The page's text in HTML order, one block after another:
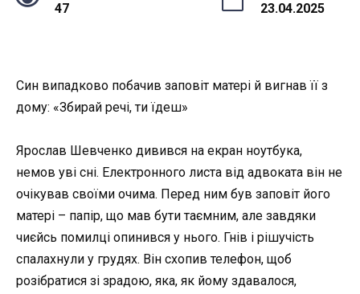
47 23.04.2025
Син випадково побачив заповіт матері й вигнав її з
дому: «Збирай речі, ти їдеш»
Ярослав Шевченко дивився на екран ноутбука,
немов уві сні. Електронного листа від адвоката він не
очікував своїми очима. Перед ним був заповіт його
матері – папір, що мав бути таємним, але завдяки
чиєйсь помилці опинився у нього. Гнів і рішучість
спалахнули у грудях. Він схопив телефон, щоб
розібратися зі зрадою, яка, як йому здавалося,